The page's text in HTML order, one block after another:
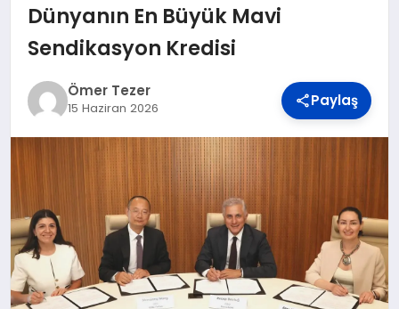
EKONOMI
BILIM VE TEKNOLOJI
OTOMOBIL
KÜNYE
Dünyanın En Büyük Mavi
Sendikasyon Kredisi
Ömer Tezer
15 Haziran 2026 Paylaş